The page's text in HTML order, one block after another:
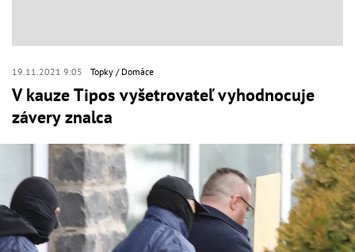
19.11.2021 9:05 Topky Domáce
V kauze Tipos vyšetrovateľ vyhodnocuje
závery znalca